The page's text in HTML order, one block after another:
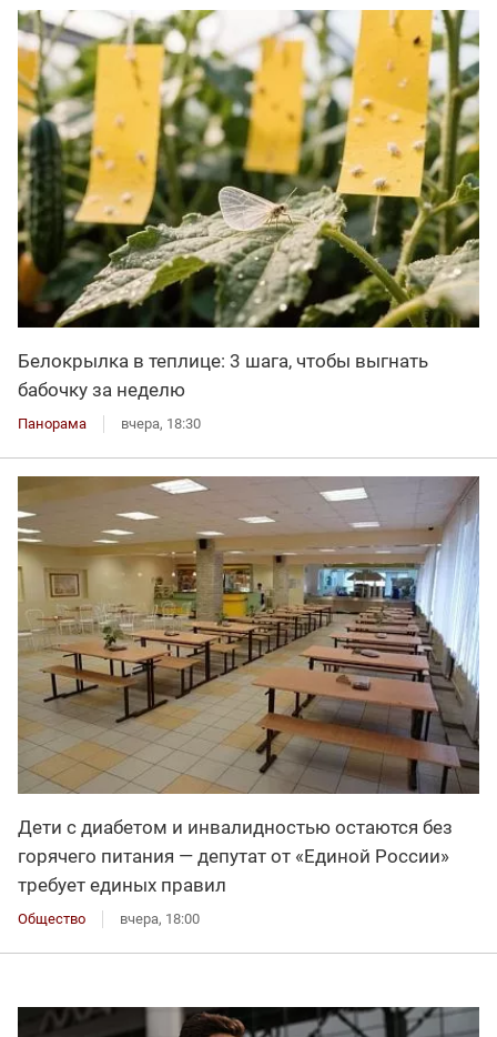
Белокрылка в теплице: 3 шага, чтобы выгнать
бабочку за неделю
Панорама вчера, 18:30
Дети с диабетом и инвалидностью остаются без
горячего питания — депутат от «Единой России»
требует единых правил
Общество вчера, 18:00